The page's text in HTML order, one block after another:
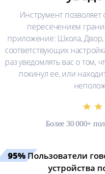
Инструмент позволяет
пересечением
приложение: Школа,
соответствующих
раз уведомлять вас о том,
покинул ее, или
Более 30 000+
95% Пользователи
устройства